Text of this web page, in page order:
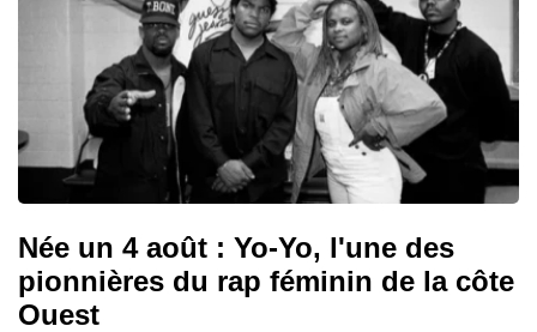
Née un 4 août : Yo-Yo, l'une des
pionnières du rap féminin de la côte
Ouest